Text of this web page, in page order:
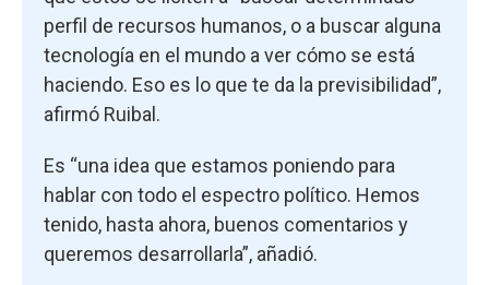
perfil de recursos humanos, o a buscar alguna
tecnología en el mundo a ver cómo se está
haciendo. Eso es lo que te da la previsibilidad”,
afirmó Ruibal.
Es “una idea que estamos poniendo para
hablar con todo el espectro político. Hemos
tenido, hasta ahora, buenos comentarios y
queremos desarrollarla”, añadió.